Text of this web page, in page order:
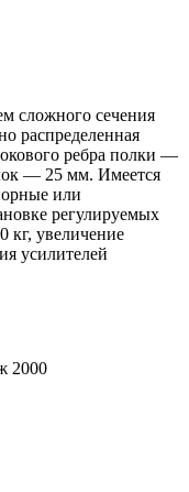
сложного сечения
распределенная
ребра полки —
— 25 мм. Имеется
или
регулируемых
кг, увеличение
усилителей
2000